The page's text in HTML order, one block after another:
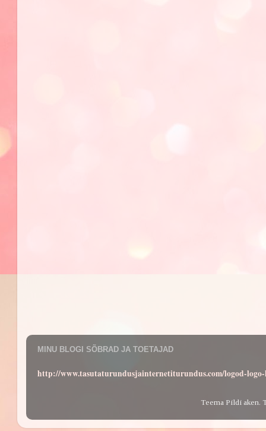
MINU BLOGI SÕBRAD JA TOETAJAD
http://www.tasutaturundusjainternetiturundus.com/logod-
Teema Pildi aken.